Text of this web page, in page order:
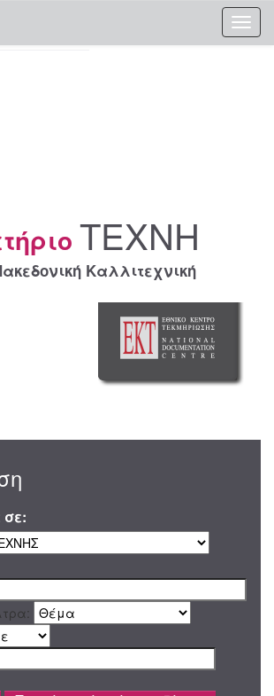
ΤΕΧΝΗ
Καλλιτεχνική
σε: